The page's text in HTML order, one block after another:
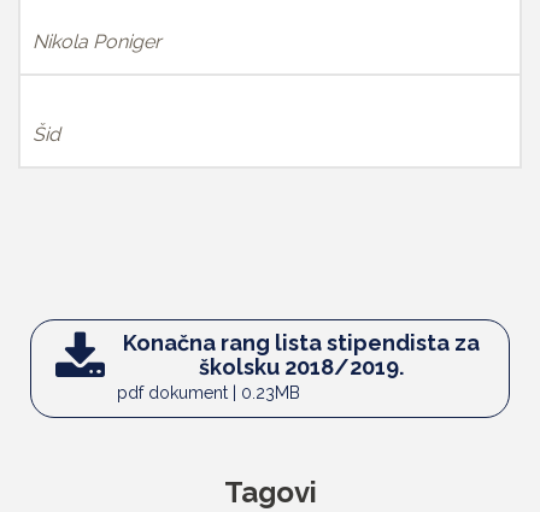
Nikola Poniger
Šid
Konačna rang lista stipendista za
školsku 2018/2019.
pdf dokument | 0.23MB
Tagovi